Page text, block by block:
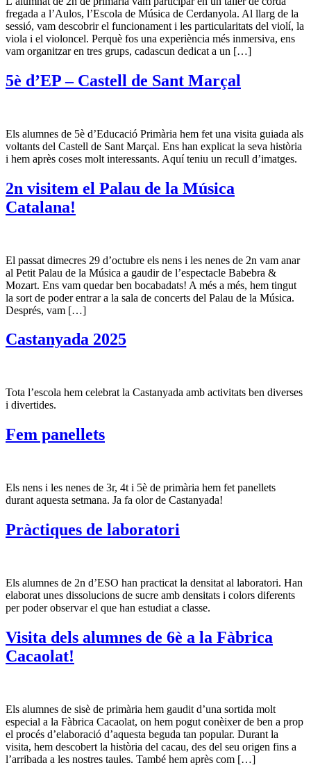
fregada a l’Aulos, l’Escola de Música de Cerdanyola. Al llarg de la
sessió, vam descobrir el funcionament i les particularitats del violí, la
viola i el violoncel. Perquè fos una experiència més inmersiva, ens
vam organitzar en tres grups, cadascun dedicat a un […]
5è d’EP – Castell de Sant Marçal
Els alumnes de 5è d’Educació Primària hem fet una visita guiada als
voltants del Castell de Sant Marçal. Ens han explicat la seva història
i hem après coses molt interessants. Aquí teniu un recull d’imatges.
2n visitem el Palau de la Música
Catalana!
El passat dimecres 29 d’octubre els nens i les nenes de 2n vam anar
al Petit Palau de la Música a gaudir de l’espectacle Babebra &
Mozart. Ens vam quedar ben bocabadats! A més a més, hem tingut
la sort de poder entrar a la sala de concerts del Palau de la Música.
Després, vam […]
Castanyada 2025
Tota l’escola hem celebrat la Castanyada amb activitats ben diverses
i divertides.
Fem panellets
Els nens i les nenes de 3r, 4t i 5è de primària hem fet panellets
durant aquesta setmana. Ja fa olor de Castanyada!
Pràctiques de laboratori
Els alumnes de 2n d’ESO han practicat la densitat al laboratori. Han
elaborat unes dissolucions de sucre amb densitats i colors diferents
per poder observar el que han estudiat a classe.
Visita dels alumnes de 6è a la Fàbrica
Cacaolat!
Els alumnes de sisè de primària hem gaudit d’una sortida molt
especial a la Fàbrica Cacaolat, on hem pogut conèixer de ben a prop
el procés d’elaboració d’aquesta beguda tan popular. Durant la
visita, hem descobert la història del cacau, des del seu origen fins a
l’arribada a les nostres taules. També hem après com […]